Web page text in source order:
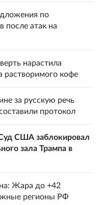
по
после атак на
нарастила
растворимого кофе
за русскую речь
протокол
США заблокировал
зала Трампа в
Жара до +42
регионы РФ